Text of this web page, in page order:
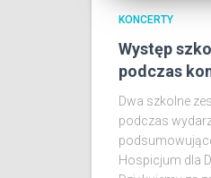
KONCERTY
Występ
podczas
Dwa szkolne
podczas
Hospicjum dla